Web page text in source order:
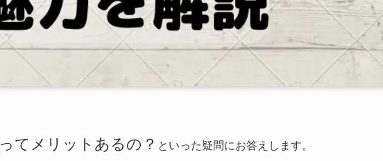
ってメリットあるの？ といった疑問にお答えします。